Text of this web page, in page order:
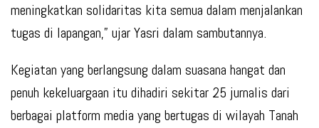
meningkatkan solidaritas kita semua dalam menjalankan
tugas di lapangan,” ujar Yasri dalam sambutannya.
Kegiatan yang berlangsung dalam suasana hangat dan
penuh kekeluargaan itu dihadiri sekitar 25 jurnalis dari
berbagai platform media yang bertugas di wilayah Tanah